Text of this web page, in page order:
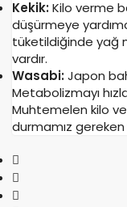
Kekik:Kilo verme
düşürmeye
tüketildiğinde yağ
vardır.
Wasabi:Japon
Metabolizmayı
Muhtemelen kilo
durmamız